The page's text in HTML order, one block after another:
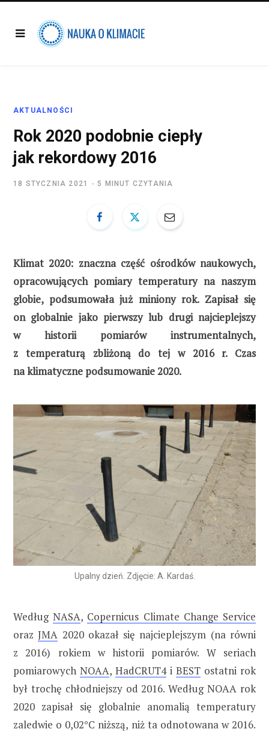
AKTUALNOŚCI
Rok 2020 podobnie ciepły
jak rekordowy 2016
18 STYCZNIA 2021 5 MINUT CZYTANIA
Klimat 2020: znaczna część ośrodków naukowych,
opracowujących pomiary temperatury na naszym
globie, podsumowała już miniony rok. Zapisał się
on globalnie jako pierwszy lub drugi najcieplejszy
w historii pomiarów instrumentalnych,
z temperaturą zbliżoną do tej w 2016 r. Czas
na klimatyczne podsumowanie 2020.
Upalny dzień. Zdjęcie: A. Kardaś.
WedługNASA, Copernicus Climate Change Service
orazJMA 2020 okazał się najcieplejszym (na równi
z 2016) rokiem w historii pomiarów. W seriach
pomiarowych NOAA, HadCRUT4i BEST ostatni rok
był trochę chłodniejszy od 2016. Według NOAA rok
2020 zapisał się globalnie anomalią temperatury
zaledwie o 0,02°C niższą, niż ta odnotowana w 2016.